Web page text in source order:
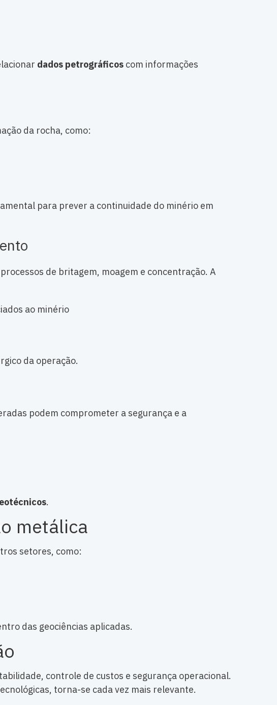
dados petrográficos com informações
da rocha, como:
para prever a continuidade do minério em
de britagem, moagem e concentração. A
ao minério
da operação.
podem comprometer a segurança e a
.
metálica
setores, como:
das geociências aplicadas.
controle de custos e segurança operacional.
torna-se cada vez mais relevante.